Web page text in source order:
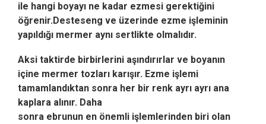
ile hangi boyayı ne kadar ezmesi gerektiğini
öğrenir.Desteseng ve üzerinde ezme işleminin
yapıldığı mermer aynı sertlikte olmalıdır.
Aksi taktirde birbirlerini aşındırırlar ve boyanın
içine mermer tozları karışır. Ezme işlemi
tamamlandıktan sonra her bir renk ayrı ayrı ana
kaplara alınır. Daha
sonra ebrunun en önemli işlemlerinden biri olan